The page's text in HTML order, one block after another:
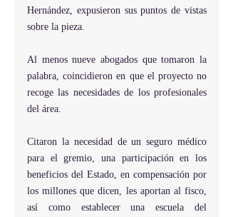
Hernández, expusieron sus puntos de vistas
sobre la pieza.
Al menos nueve abogados que tomaron la
palabra, coincidieron en que el proyecto no
recoge las necesidades de los profesionales
del área.
Citaron la necesidad de un seguro médico
para el gremio, una participación en los
beneficios del Estado, en compensación por
los millones que dicen, les aportan al fisco,
así como establecer una escuela del